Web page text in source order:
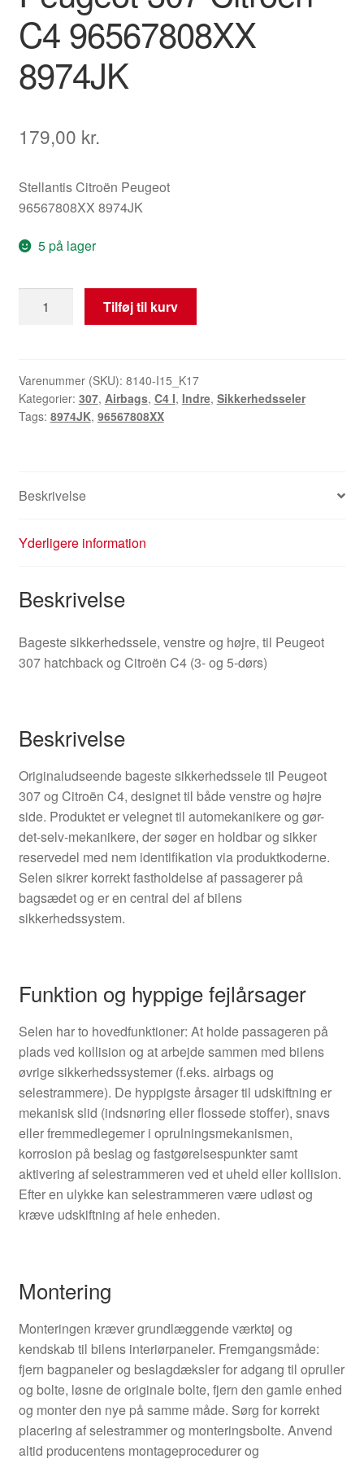
C4 96567808XX
8974JK
179,00 kr.
Stellantis Citroën Peugeot
96567808XX 8974JK
5 på lager
sikkerhedssele
Citroën
C4
96567808XX
Tilføj til kurv
Varenummer (SKU): 8140-I15_K17
Kategorier: 307, Airbags, C4 I, Indre, Sikkerhedsseler
Tags: 8974JK, 96567808XX
Beskrivelse
Yderligere information
Beskrivelse
Bageste sikkerhedssele, venstre og højre, til Peugeot
307 hatchback og Citroën C4 (3- og 5-dørs)
Beskrivelse
Originaludseende bageste sikkerhedssele til Peugeot
307 og Citroën C4, designet til både venstre og højre
side. Produktet er velegnet til automekanikere og gør-
det-selv-mekanikere, der søger en holdbar og sikker
reservedel med nem identifikation via produktkoderne.
Selen sikrer korrekt fastholdelse af passagerer på
bagsædet og er en central del af bilens
sikkerhedssystem.
Funktion og hyppige fejlårsager
Selen har to hovedfunktioner: At holde passageren på
plads ved kollision og at arbejde sammen med bilens
øvrige sikkerhedssystemer (f.eks. airbags og
selestrammere). De hyppigste årsager til udskiftning er
mekanisk slid (indsnøring eller flossede stoffer), snavs
eller fremmedlegemer i oprulningsmekanismen,
korrosion på beslag og fastgørelsespunkter samt
aktivering af selestrammeren ved et uheld eller kollision.
Efter en ulykke kan selestrammeren være udløst og
kræve udskiftning af hele enheden.
Montering
Monteringen kræver grundlæggende værktøj og
kendskab til bilens interiørpaneler. Fremgangsmåde:
fjern bagpaneler og beslagdæksler for adgang til opruller
og bolte, løsne de originale bolte, fjern den gamle enhed
og monter den nye på samme måde. Sørg for korrekt
placering af selestrammer og monteringsbolte. Anvend
altid producentens montageprocedurer og